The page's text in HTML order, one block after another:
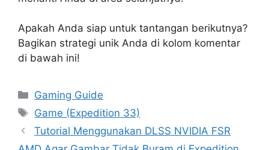
Apakah Anda siap untuk tantangan berikutnya?
Bagikan strategi unik Anda di kolom komentar
di bawah ini!
Categories
Gaming Guide
Tags
Game (Expedition 33)
Tutorial Menggunakan DLSS NVIDIA FSR